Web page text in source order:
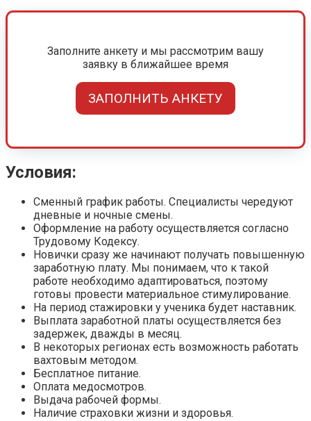
Заполните анкету и мы рассмотрим вашу
заявку в ближайшее время
ЗАПОЛНИТЬ АНКЕТУ
Условия:
Сменный график работы. Специалисты чередуют
дневные и ночные смены.
Оформление на работу осуществляется согласно
Трудовому Кодексу.
Новички сразу же начинают получать повышенную
заработную плату. Мы понимаем, что к такой
работе необходимо адаптироваться, поэтому
готовы провести материальное стимулирование.
На период стажировки у ученика будет наставник.
Выплата заработной платы осуществляется без
задержек, дважды в месяц.
В некоторых регионах есть возможность работать
вахтовым методом.
Бесплатное питание.
Оплата медосмотров.
Выдача рабочей формы.
Наличие страховки жизни и здоровья.